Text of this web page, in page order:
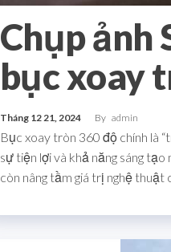
Chụp ảnh
bục xoay
Tháng 12 21, 2024 By admin
Bục xoay tròn 360 độ chính là
sự tiện lợi và khả năng sáng
còn nâng tầm giá trị nghệ thuật